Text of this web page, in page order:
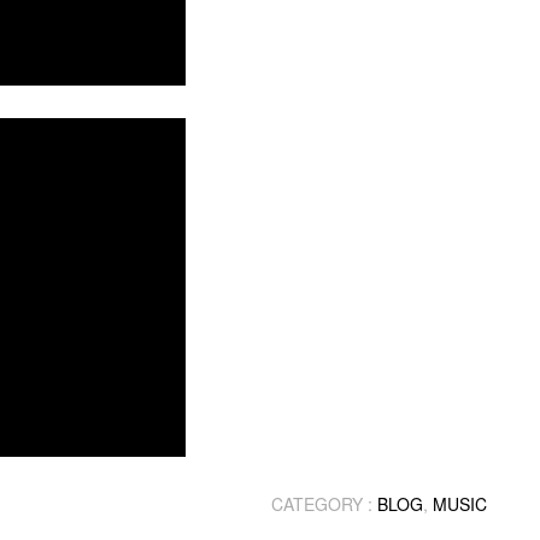
CATEGORY : BLOG, MUSIC